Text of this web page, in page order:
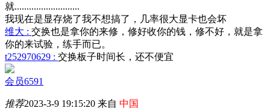
就...........................
我现在是显存烧了我不想搞了，几率很大显卡也会坏
维大 : 交换也是拿你的来修，修好收你的钱，修不好，就是拿
你的来试验，练手而已。
t252970629 : 交换板子时间长，还不便宜
会员6591
推荐2023-3-9 19:15:20 来自 中国